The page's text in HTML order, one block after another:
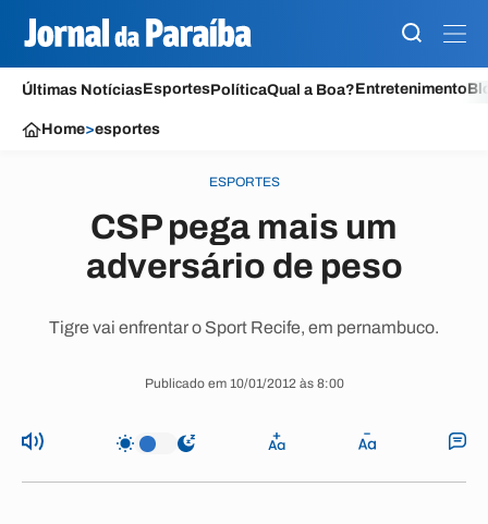
Últimas NotíciasEsportesPolíticaQual a Boa?Entretenimento
Home>esportes
ESPORTES
CSP pega mais um
adversário de peso
Tigre vai enfrentar o Sport Recife, em pernambuco.
Publicado em 10/01/2012 às 8:00